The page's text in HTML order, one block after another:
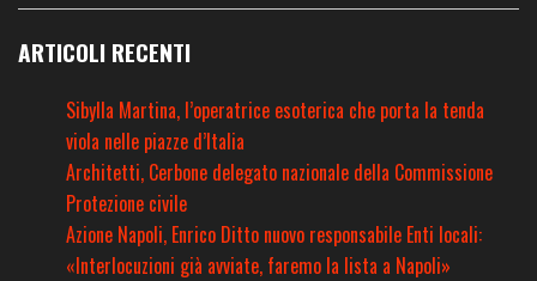
ARTICOLI RECENTI
Sibylla Martina, l’operatrice esoterica che porta la tenda
viola nelle piazze d’Italia
Architetti, Cerbone delegato nazionale della Commissione
Protezione civile
Azione Napoli, Enrico Ditto nuovo responsabile Enti locali:
«Interlocuzioni già avviate, faremo la lista a Napoli»